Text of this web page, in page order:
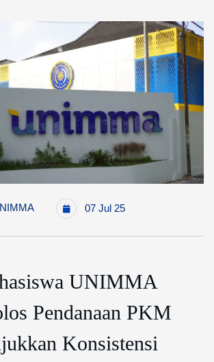
07 Jul 25
UNIMMA
Pendanaan PKM
Konsistensi